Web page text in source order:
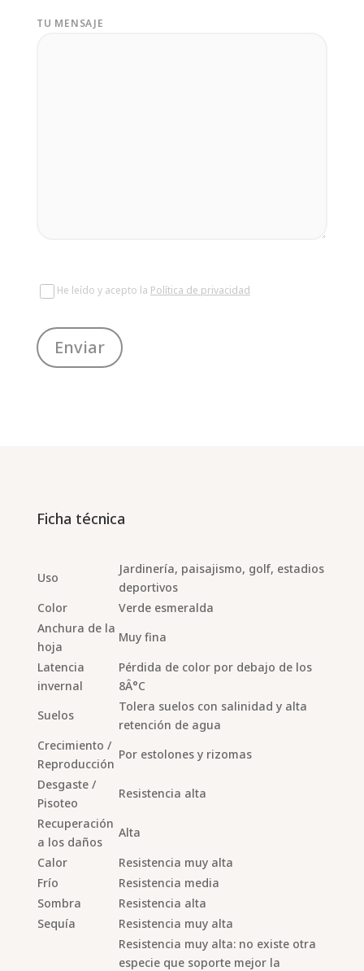
TU MENSAJE
He leído y acepto la Política de privacidad
Enviar
Ficha técnica
Uso
Jardinería, paisajismo, golf, estadios
deportivos
Color
Verde esmeralda
Anchura de la
hoja
Muy fina
Latencia
invernal
Pérdida de color por debajo de los
8Â°C
Suelos
Tolera suelos con salinidad y alta
retención de agua
Crecimiento /
Reproducción
Por estolones y rizomas
Desgaste /
Pisoteo
Resistencia alta
Recuperación
a los daños
Alta
Calor
Resistencia muy alta
Frío
Resistencia media
Sombra
Resistencia alta
Sequía
Resistencia muy alta
Resistencia muy alta: no existe otra
especie que soporte mejor la